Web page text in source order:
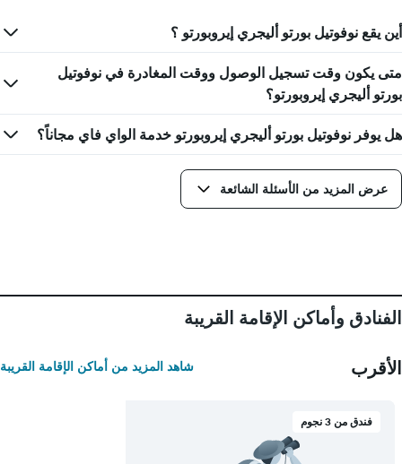
أين يقع نوفوتيل بورتو أليجري إيروبورتو ؟
متى يكون وقت تسجيل الوصول ووقت المغادرة في نوفوتيل
بورتو أليجري إيروبورتو؟
هل يوفر نوفوتيل بورتو أليجري إيروبورتو خدمة الواي فاي مجاناً؟
عرض المزيد من الأسئلة الشائعة
الفنادق وأماكن الإقامة القريبة
الأقرب شاهد المزيد من أماكن الإقامة القريبة
فندق من 3 نجوم